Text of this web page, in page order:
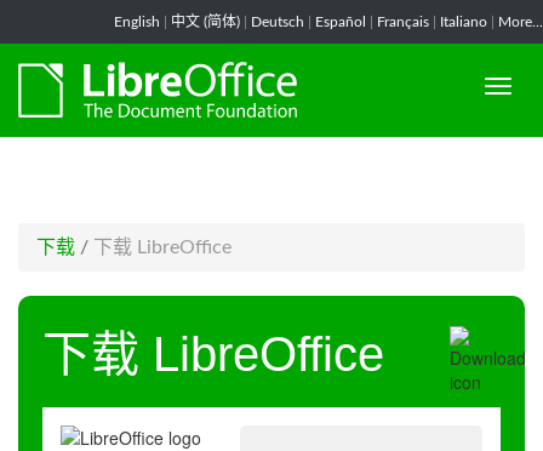
English 中文 (简体) Deutsch Español Français Italiano More...
下载 / 下载 LibreOffice
下载 LibreOffice